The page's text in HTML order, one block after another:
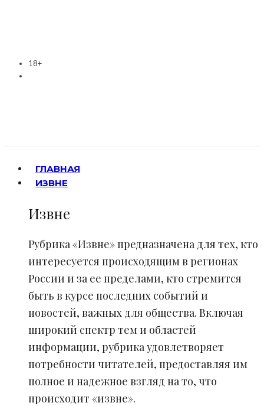
18+
ГЛАВНАЯ
ИЗВНЕ
Извне
Рубрика «Извне» предназначена для тех, кто
интересуется происходящим в регионах
России и за ее пределами, кто стремится
быть в курсе последних событий и
новостей, важных для общества. Включая
широкий спектр тем и областей
информации, рубрика удовлетворяет
потребности читателей, предоставляя им
полное и надежное взгляд на то, что
происходит «извне».